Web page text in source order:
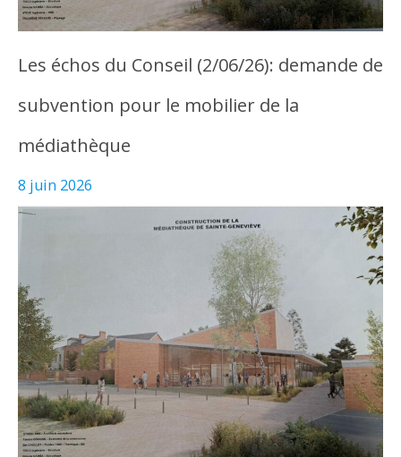
Les échos du Conseil (2/06/26): demande de
subvention pour le mobilier de la
médiathèque
8 juin 2026